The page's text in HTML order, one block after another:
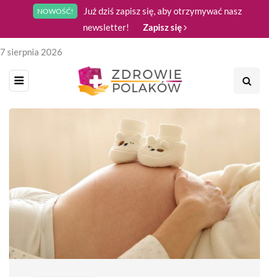
NOWOŚĆ!
Już dziś zapisz się, aby otrzymywać nasz
newsletter!
Zapisz się
7 sierpnia 2026